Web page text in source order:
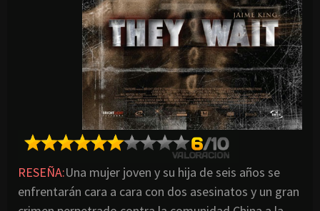
RESEÑA:Una mujer joven y su hija de seis años se
enfrentarán cara a cara con dos asesinatos y un gran